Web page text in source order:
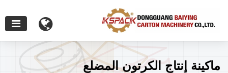
ماكينة إنتاج الكرتون المضلع